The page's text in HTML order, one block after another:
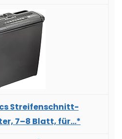
Streifenschnitt-
7–8 Blatt, für...*